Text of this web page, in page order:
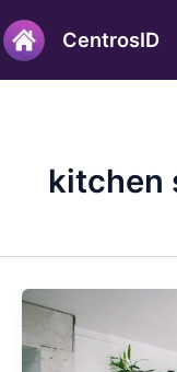
ke
konten
CentrosID
kitchen